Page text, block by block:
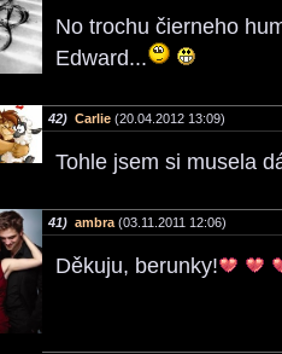
No trochu čierneho
Edward...
42) Carlie (20.04.2012 13:09)
Tohle jsem si musela
41) ambra (03.11.2011 12:06)
Děkuju, berunky!